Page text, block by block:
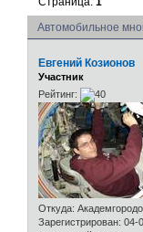
Автомобильное
Евгений Козионов
Участник
Рейтинг:
Откуда:
Зарегистрирован: 04-